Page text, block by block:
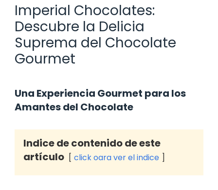
Imperial Chocolates:
Descubre la Delicia
Suprema del Chocolate
Gourmet
Una Experiencia Gourmet para los
Amantes del Chocolate
Indice de contenido de este
artículo
click oara ver el indice